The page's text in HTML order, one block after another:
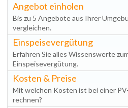
Angebot einholen
Bis zu 5 Angebote aus Ihrer
vergleichen.
Einspeisevergütung
Erfahren Sie alles Wissenswerte
Einspeisevergütung.
Kosten & Preise
Mit welchen Kosten ist bei einer
rechnen?